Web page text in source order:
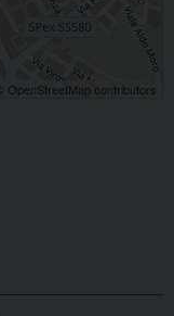
OpenStreetMap contributors